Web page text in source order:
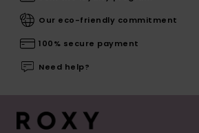
Our eco-friendly commitment
100% secure payment
Need help?